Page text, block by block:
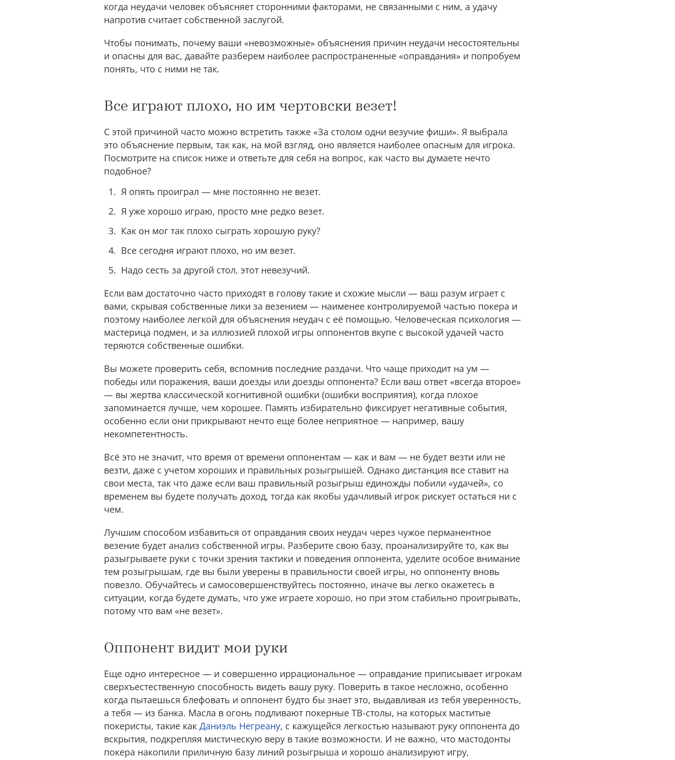
когда неудачи человек объясняет сторонними факторами, не связанными с ним, а удачу
напротив считает собственной заслугой.
Чтобы понимать, почему ваши «невозможные» объяснения причин неудачи несостоятельны
и опасны для вас, давайте разберем наиболее распространенные «оправдания» и попробуем
понять, что с ними не так.
Все играют плохо, но им чертовски везет!
С этой причиной часто можно встретить также «За столом одни везучие фиши». Я выбрала
это объяснение первым, так как, на мой взгляд, оно является наиболее опасным для игрока.
Посмотрите на список ниже и ответьте для себя на вопрос, как часто вы думаете нечто
подобное?
Я опять проиграл — мне постоянно не везет.
Я уже хорошо играю, просто мне редко везет.
Как он мог так плохо сыграть хорошую руку?
Все сегодня играют плохо, но им везет.
Надо сесть за другой стол, этот невезучий.
Если вам достаточно часто приходят в голову такие и схожие мысли — ваш разум играет с
вами, скрывая собственные лики за везением — наименее контролируемой частью покера и
поэтому наиболее легкой для объяснения неудач с её помощью. Человеческая психология —
мастерица подмен, и за иллюзией плохой игры оппонентов вкупе с высокой удачей часто
теряются собственные ошибки.
Вы можете проверить себя, вспомнив последние раздачи. Что чаще приходит на ум —
победы или поражения, ваши доезды или доезды оппонента? Если ваш ответ «всегда второе»
— вы жертва классической когнитивной ошибки (ошибки восприятия), когда плохое
запоминается лучше, чем хорошее. Память избирательно фиксирует негативные события,
особенно если они прикрывают нечто еще более неприятное — например, вашу
некомпетентность.
Всё это не значит, что время от времени оппонентам — как и вам — не будет везти или не
везти, даже с учетом хороших и правильных розыгрышей. Однако дистанция все ставит на
свои места, так что даже если ваш правильный розыгрыш единожды побили «удачей», со
временем вы будете получать доход, тогда как якобы удачливый игрок рискует остаться ни с
чем.
Лучшим способом избавиться от оправдания своих неудач через чужое перманентное
везение будет анализ собственной игры. Разберите свою базу, проанализируйте то, как вы
разыгрываете руки с точки зрения тактики и поведения оппонента, уделите особое внимание
тем розыгрышам, где вы были уверены в правильности своей игры, но оппоненту вновь
повезло. Обучайтесь и самосовершенствуйтесь постоянно, иначе вы легко окажетесь в
ситуации, когда будете думать, что уже играете хорошо, но при этом стабильно проигрывать,
потому что вам «не везет».
Оппонент видит мои руки
Еще одно интересное — и совершенно иррациональное — оправдание приписывает игрокам
сверхъестественную способность видеть вашу руку. Поверить в такое несложно, особенно
когда пытаешься блефовать и оппонент будто бы знает это, выдавливая из тебя уверенность,
а тебя — из банка. Масла в огонь подливают покерные ТВ-столы, на которых маститые
покеристы, такие как Даниэль Негреану, с кажущейся легкостью называют руку оппонента до
вскрытия, подкрепляя мистическую веру в такие возможности. И не важно, что мастодонты
покера накопили приличную базу линий розыгрыша и хорошо анализируют игру,